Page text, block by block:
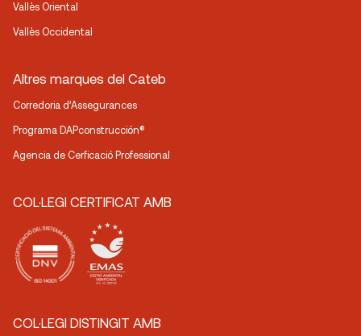
Vallès Oriental
Vallès Occidental
Altres marques del Cateb
Corredoria d’Assegurances
Programa DAPconstrucción®
Agencia de Cerficació Professional
COL·LEGI CERTIFICAT AMB
COL·LEGI DISTINGIT AMB